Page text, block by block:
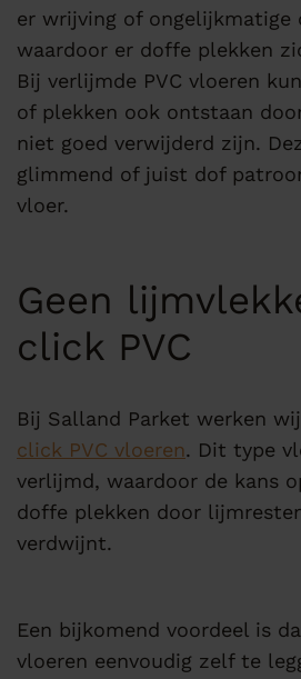
er wrijving of ongelijkmatige
waardoor er doffe plekken
Bij verlijmde PVC vloeren
of plekken ook ontstaan
niet goed verwijderd zijn.
glimmend of juist dof
vloer.
Geen
click PVC
Bij Salland Parket werken
click PVC vloeren. Dit type
verlijmd, waardoor de kans
doffe plekken door
verdwijnt.
Een bijkomend voordeel is
vloeren eenvoudig zelf te